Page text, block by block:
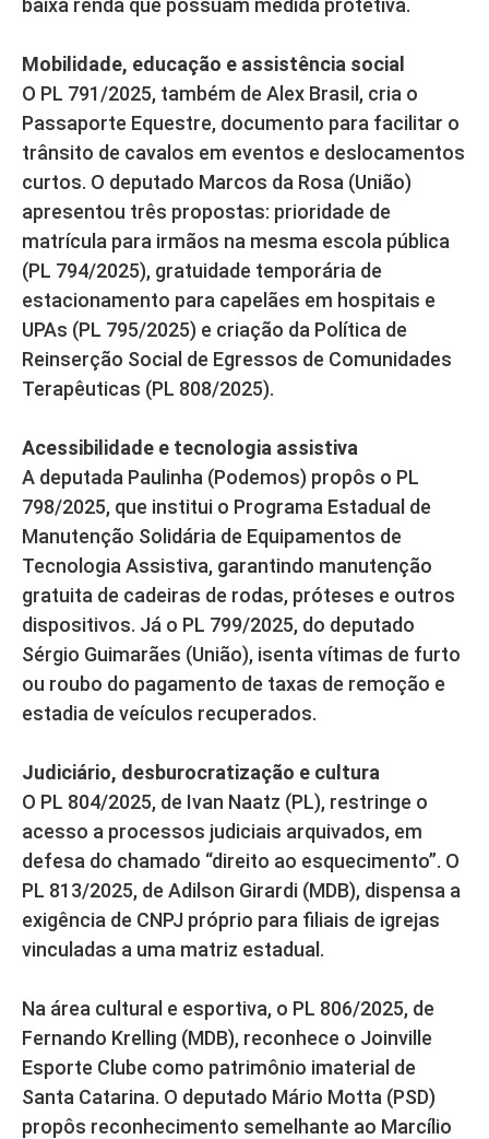
baixa renda que possuam medida protetiva.
Mobilidade, educação e assistência social
O PL 791/2025, também de Alex Brasil, cria o
Passaporte Equestre, documento para facilitar o
trânsito de cavalos em eventos e deslocamentos
curtos. O deputado Marcos da Rosa (União)
apresentou três propostas: prioridade de
matrícula para irmãos na mesma escola pública
(PL 794/2025), gratuidade temporária de
estacionamento para capelães em hospitais e
UPAs (PL 795/2025) e criação da Política de
Reinserção Social de Egressos de Comunidades
Terapêuticas (PL 808/2025).
Acessibilidade e tecnologia assistiva
A deputada Paulinha (Podemos) propôs o PL
798/2025, que institui o Programa Estadual de
Manutenção Solidária de Equipamentos de
Tecnologia Assistiva, garantindo manutenção
gratuita de cadeiras de rodas, próteses e outros
dispositivos. Já o PL 799/2025, do deputado
Sérgio Guimarães (União), isenta vítimas de furto
ou roubo do pagamento de taxas de remoção e
estadia de veículos recuperados.
Judiciário, desburocratização e cultura
O PL 804/2025, de Ivan Naatz (PL), restringe o
acesso a processos judiciais arquivados, em
defesa do chamado “direito ao esquecimento”. O
PL 813/2025, de Adilson Girardi (MDB), dispensa a
exigência de CNPJ próprio para filiais de igrejas
vinculadas a uma matriz estadual.
Na área cultural e esportiva, o PL 806/2025, de
Fernando Krelling (MDB), reconhece o Joinville
Esporte Clube como patrimônio imaterial de
Santa Catarina. O deputado Mário Motta (PSD)
propôs reconhecimento semelhante ao Marcílio